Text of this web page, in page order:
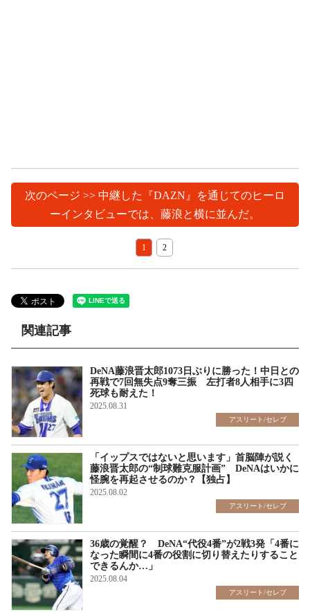
次のページ >> 中継した『DAZN』を通じてのヒーロ
ーインタビューでは、藤浪と横に並んだ。
1 2
関連記事
DeNA藤浪晋太郎1073日ぶりに勝った！中日との
再戦で7回無失点9奪三振 左打者8人相手に3四
死球も耐えた！
2025.08.31
アスリート/セレブ
「イップスではないと思います」首脳陣が説く
藤浪晋太郎の“制球難克服計画” DeNAはいかに
怪腕を再起させるのか？【独占】
2025.08.02
アスリート/セレブ
36歳の覚醒？ DeNA“代役4番”が2戦3発「4番に
なった瞬間に4番の役割に切り替えたりすること
できるんか…」
2025.08.04
アスリート/セレブ